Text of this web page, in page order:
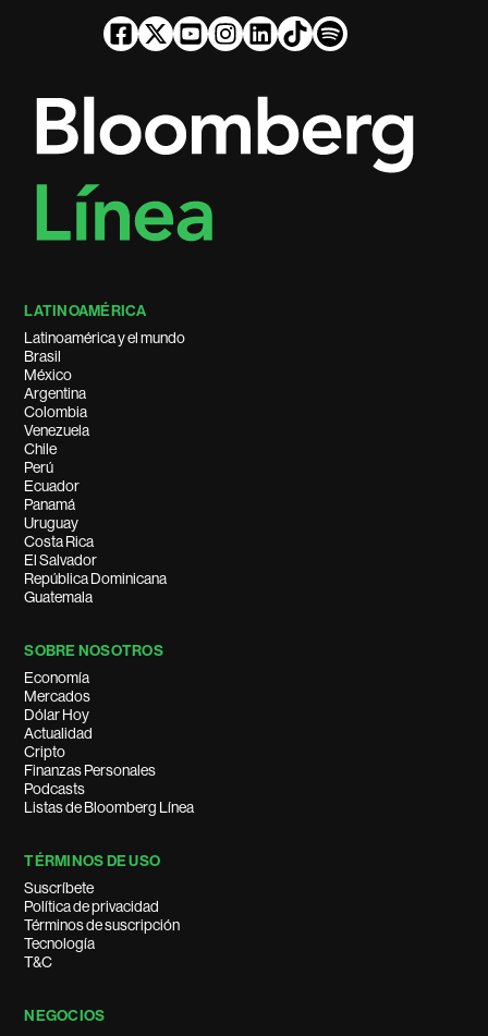
LATINOAMÉRICA
Latinoamérica y el mundo
Brasil
México
Argentina
Colombia
Venezuela
Chile
Perú
Ecuador
Panamá
Uruguay
Costa Rica
El Salvador
República Dominicana
Guatemala
SOBRE NOSOTROS
Economía
Mercados
Dólar Hoy
Actualidad
Cripto
Finanzas Personales
Podcasts
Listas de Bloomberg Línea
TÉRMINOS DE USO
Suscríbete
Política de privacidad
Términos de suscripción
Tecnología
T&C
NEGOCIOS